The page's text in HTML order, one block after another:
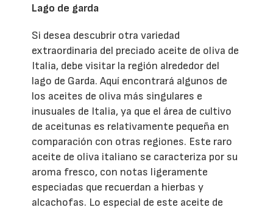
Lago de garda
Si desea descubrir otra variedad
extraordinaria del preciado aceite de oliva de
Italia, debe visitar la región alrededor del
lago de Garda. Aquí encontrará algunos de
los aceites de oliva más singulares e
inusuales de Italia, ya que el área de cultivo
de aceitunas es relativamente pequeña en
comparación con otras regiones. Este raro
aceite de oliva italiano se caracteriza por su
aroma fresco, con notas ligeramente
especiadas que recuerdan a hierbas y
alcachofas. Lo especial de este aceite de